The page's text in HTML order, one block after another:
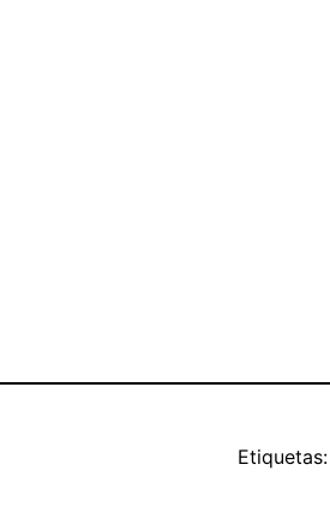
Etiquetas: